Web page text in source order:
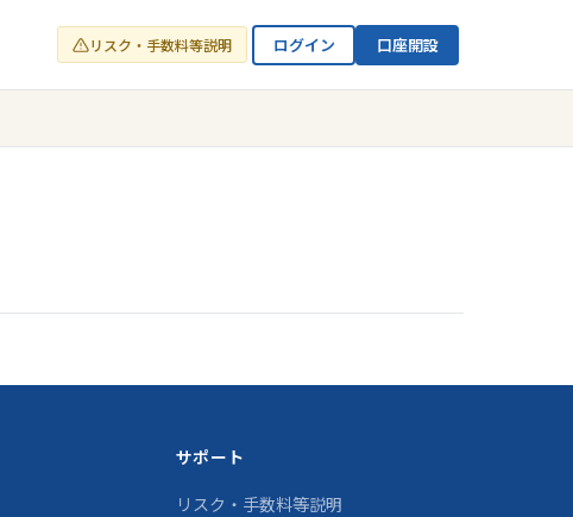
リスク・手数料等説明 ログイン 口座開設
サポート
リスク・手数料等説明